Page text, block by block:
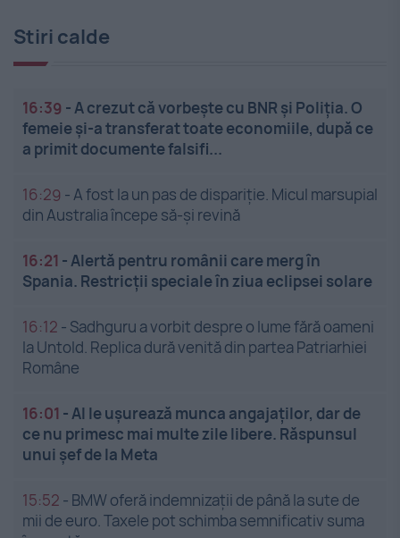
Stiri calde
16:39 -A crezut că vorbește cu BNR și Poliția. O
femeie și-a transferat toate economiile, după ce
a primit documente falsifi...
16:29 -A fost la un pas de dispariție. Micul marsupial
din Australia începe să-și revină
16:21 -Alertă pentru românii care merg în
Spania. Restricții speciale în ziua eclipsei solare
16:12 - Sadhguru a vorbit despre o lume fără oameni
la Untold. Replica dură venită din partea Patriarhiei
Române
16:01 -AI le ușurează munca angajaților, dar de
ce nu primesc mai multe zile libere. Răspunsul
unui șef de la Meta
15:52 - BMW oferă indemnizații de până la sute de
mii de euro. Taxele pot schimba semnificativ suma